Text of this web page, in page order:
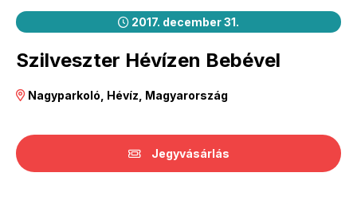
2017. december 31.
Szilveszter Hévízen Bebével
Nagyparkoló, Hévíz, Magyarország
Jegyvásárlás